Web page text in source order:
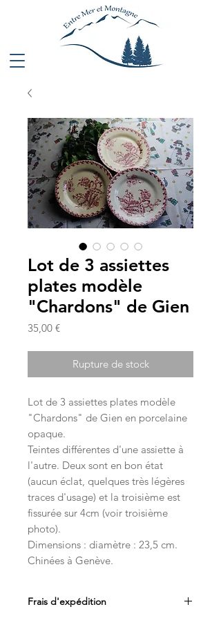
Lot de 3 assiettes
plates modèle
"Chardons" de Gien
35,00 €Prix
Rupture de stock
Lot de 3 assiettes plates modèle
"Chardons" de Gien en porcelaine
opaque.
Teintes différentes d'une assiette à
l'autre. Deux sont en bon état
(aucun éclat, quelques très légères
traces d'usage) et la troisième est
fissurée sur 4cm (voir troisième
photo).
Dimensions : diamètre : 23,5 cm.
Chinées à Genève.
Frais d'expédition